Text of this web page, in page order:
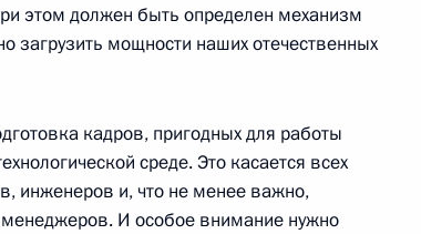
области
этом должен быть определен механизм
мощности наших отечественных
кадров, пригодных для работы
среде. Это касается всех
инженеров и, что не менее важно,
И особое внимание нужно